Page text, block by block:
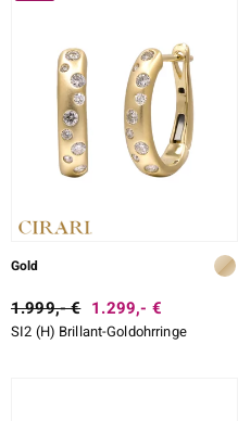
Gold
1.999,- € 1.299,- €
SI2 (H) Brillant-Goldohrringe